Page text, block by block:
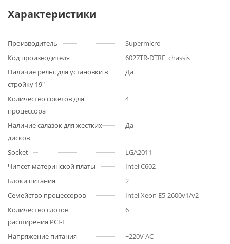
Характеристики
Производитель
Supermicro
Код производителя
6027TR-DTRF_chassis
Наличие рельс для установки в
стройку 19"
Да
Количество сокетов для
процессора
4
Наличие салазок для жестких
дисков
Да
Socket
LGA2011
Чипсет материнской платы
Intel C602
Блоки питания
2
Семейство процессоров
Intel Xeon E5-2600v1/v2
Количество слотов
расширения PCI-E
6
Напряжение питания
~220V AC